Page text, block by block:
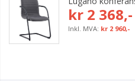
kr 2 368,-
kr 2 960,-